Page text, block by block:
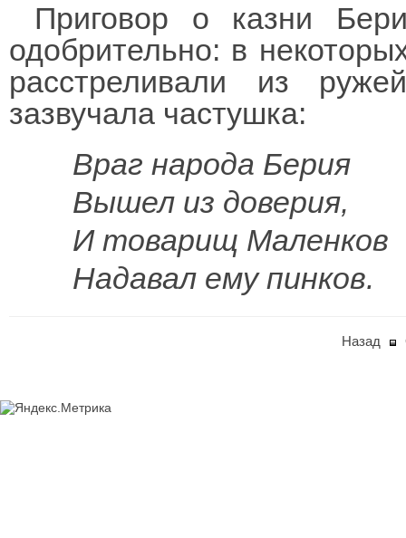
Приговор о казни
одобрительно: в
расстреливали из
зазвучала частушка:
Враг народа Берия
Вышел из доверия,
И товарищ Маленков
Надавал ему пинков.
Назад